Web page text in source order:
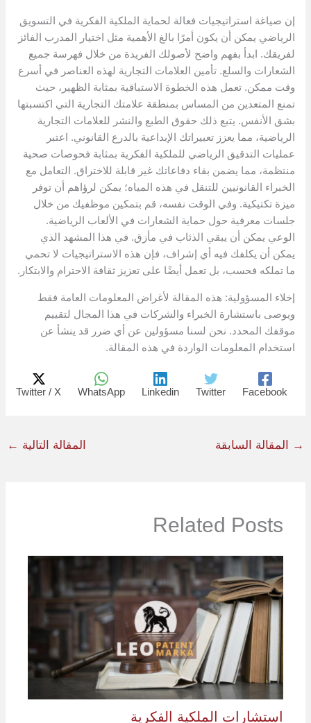
إن صياغة استراتيجيات فعالة لحماية الملكية الفكرية في التسويق
الرياضي يمكن أن يكون أمرًا بالغ الأهمية مثل اختيار المدرب الفائز
لفريقك. ابدأ بفهم واضح لأصولك الفريدة من خلال فهرسة جميع
الشعارات والسلع. تأمين العلامات التجارية لهذه العناصر في أسرع
وقت ممكن. تعمل هذه الخطوة الاستباقية بمثابة الظهير، حيث
تمنع المتعدين من المساس بمنطقة علامتك التجارية التي اكتسبتها
بشق الأنفس. يتبع ذلك حقوق الطبع والنشر للعلامات التجارية
الرياضية، مما يعزز تعبيراتك الإبداعية بالدرع القانوني. اعتبر
عمليات التدقيق الرياضي للملكية الفكرية بمثابة فحوصات صحية
منتظمة، مما يضمن بقاء دفاعاتك غير قابلة للاختراق. التعامل مع
الخبراء القانونيين للتنقل في هذه المياه؛ يمكن لرؤاهم أن توفر
ميزة تكتيكية. وفي الوقت نفسه، قم بتمكين موظفيك من خلال
جلسات معرفية حول حماية الشعارات في الألعاب الرياضية.
الوعي يمكن أن يبقي الذئاب في مأزق. في هذا المشهد الذي
يمكن أن يكلفك فيه أي إشراف، فإن هذه الاستراتيجيات لا تحمي
ما تملكه فحسب، بل تعمل أيضًا على تعزيز ثقافة الاحترام والابتكار.
إخلاء المسؤولية: هذه المقالة لأغراض المعلومات العامة فقط
ويوصى باستشارة الخبراء والشركات في هذا المجال لتقييم
موقفك المحدد. نحن لسنا مسؤولين عن أي ضرر قد ينشأ عن
استخدام المعلومات الواردة في هذه المقالة.
Facebook
Twitter
Linkedin
WhatsApp
Twitter / X
→ المقالة السابقة المقالة التالية ←
Related Posts
استشارات الملكية الفكرية